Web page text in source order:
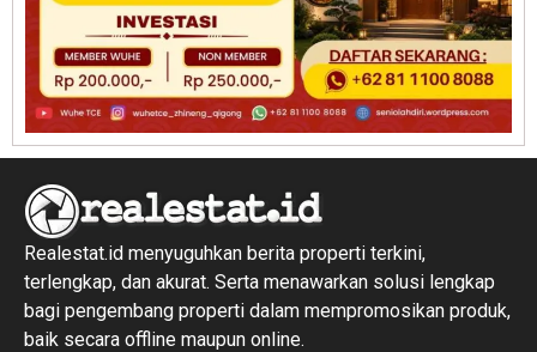
Realestat.id menyuguhkan berita properti terkini,
terlengkap, dan akurat. Serta menawarkan solusi lengkap
bagi pengembang properti dalam mempromosikan produk,
baik secara offline maupun online.